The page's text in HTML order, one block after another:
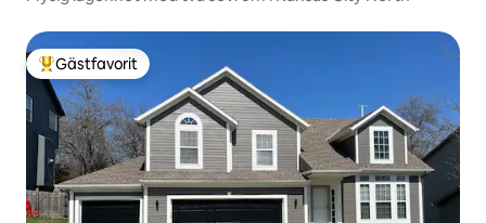
Populär gästfavorit
Gästfavorit